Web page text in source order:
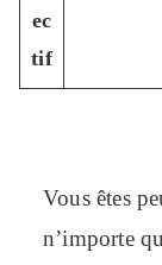
ec
tif
Vous êtes
n’importe